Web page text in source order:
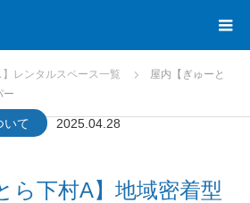
】レンタルスペース一覧
屋内【ぎゅーと
ー
いて 2025.04.28
ら下村A】地域密着型